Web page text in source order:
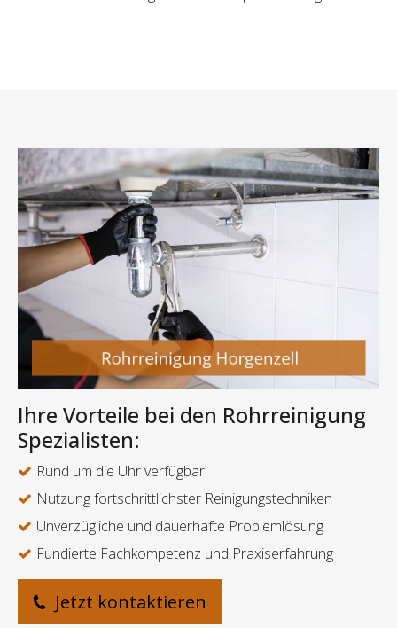
Ihre Vorteile bei den Rohrreinigung
Spezialisten:
Rund um die Uhr verfügbar
Nutzung fortschrittlichster Reinigungstechniken
Unverzügliche und dauerhafte Problemlösung
Fundierte Fachkompetenz und Praxiserfahrung
Jetzt kontaktieren